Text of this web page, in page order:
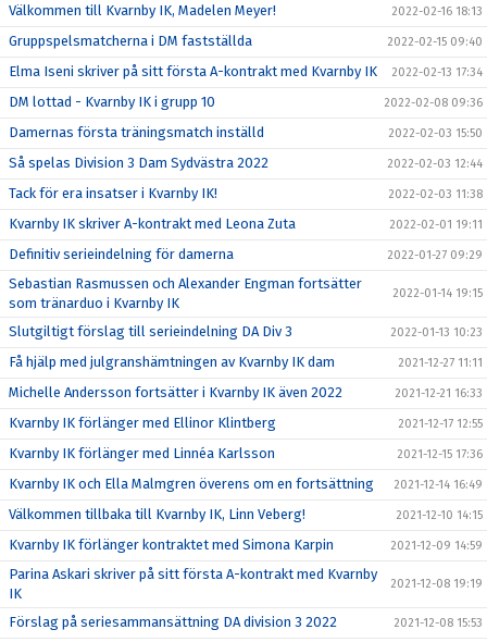
Välkommen till Kvarnby IK, Madelen Meyer! 2022-02-16 18:13
Gruppspelsmatcherna i DM fastställda 2022-02-15 09:40
Elma Iseni skriver på sitt första A-kontrakt med Kvarnby IK 2022-02-13 17:34
DM lottad - Kvarnby IK i grupp 10 2022-02-08 09:36
Damernas första träningsmatch inställd 2022-02-03 15:50
Så spelas Division 3 Dam Sydvästra 2022 2022-02-03 12:44
Tack för era insatser i Kvarnby IK! 2022-02-03 11:38
Kvarnby IK skriver A-kontrakt med Leona Zuta 2022-02-01 19:11
Definitiv serieindelning för damerna 2022-01-27 09:29
Sebastian Rasmussen och Alexander Engman fortsätter
som tränarduo i Kvarnby IK
2022-01-14 19:15
Slutgiltigt förslag till serieindelning DA Div 3 2022-01-13 10:23
Få hjälp med julgranshämtningen av Kvarnby IK dam 2021-12-27 11:11
Michelle Andersson fortsätter i Kvarnby IK även 2022 2021-12-21 16:33
Kvarnby IK förlänger med Ellinor Klintberg 2021-12-17 12:55
Kvarnby IK förlänger med Linnéa Karlsson 2021-12-15 17:36
Kvarnby IK och Ella Malmgren överens om en fortsättning 2021-12-14 16:49
Välkommen tillbaka till Kvarnby IK, Linn Veberg! 2021-12-10 14:15
Kvarnby IK förlänger kontraktet med Simona Karpin 2021-12-09 14:59
Parina Askari skriver på sitt första A-kontrakt med Kvarnby
IK
2021-12-08 19:19
Förslag på seriesammansättning DA division 3 2022 2021-12-08 15:53